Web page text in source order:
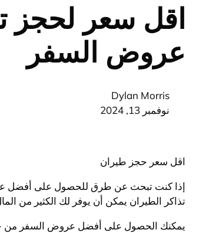
اقل سعر لحجز
عروض السفر
Dylan Morris
نوفمبر 13, 2024
اقل سعر حجز طيران
إذا كنت تبحث عن طرق للحصول على أفضل
تذاكر الطيران يمكن أن يوفر لك الكثير من